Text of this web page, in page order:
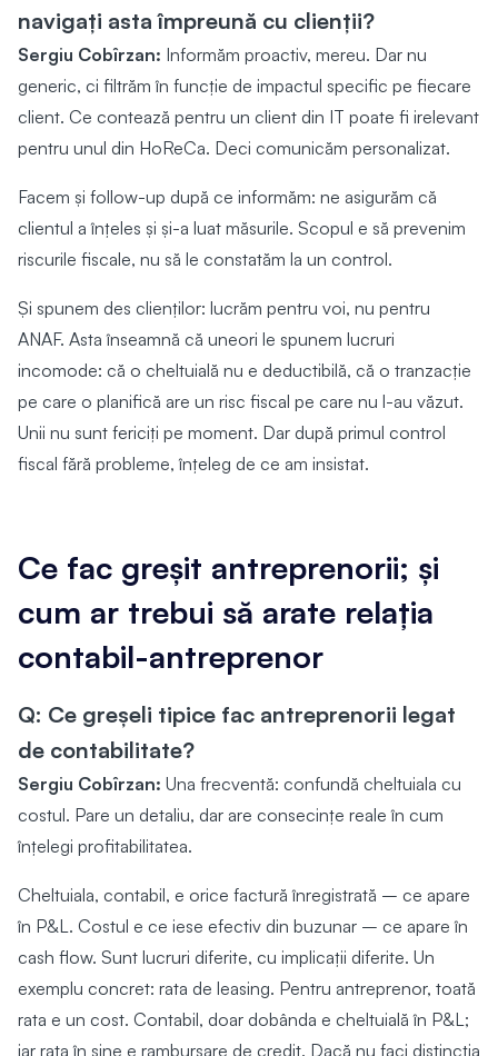
navigați asta împreună cu clienții?
Sergiu Cobîrzan: Informăm proactiv, mereu. Dar nu
generic, ci filtrăm în funcție de impactul specific pe fiecare
client. Ce contează pentru un client din IT poate fi irelevant
pentru unul din HoReCa. Deci comunicăm personalizat.
Facem și follow-up după ce informăm: ne asigurăm că
clientul a înțeles și și-a luat măsurile. Scopul e să prevenim
riscurile fiscale, nu să le constatăm la un control.
Și spunem des clienților: lucrăm pentru voi, nu pentru
ANAF. Asta înseamnă că uneori le spunem lucruri
incomode: că o cheltuială nu e deductibilă, că o tranzacție
pe care o planifică are un risc fiscal pe care nu l-au văzut.
Unii nu sunt fericiți pe moment. Dar după primul control
fiscal fără probleme, înțeleg de ce am insistat.
Ce fac greșit antreprenorii; și
cum ar trebui să arate relația
contabil-antreprenor
Q: Ce greșeli tipice fac antreprenorii legat
de contabilitate?
Sergiu Cobîrzan: Una frecventă: confundă cheltuiala cu
costul. Pare un detaliu, dar are consecințe reale în cum
înțelegi profitabilitatea.
Cheltuiala, contabil, e orice factură înregistrată – ce apare
în P&L. Costul e ce iese efectiv din buzunar – ce apare în
cash flow. Sunt lucruri diferite, cu implicații diferite. Un
exemplu concret: rata de leasing. Pentru antreprenor, toată
rata e un cost. Contabil, doar dobânda e cheltuială în P&L;
iar rata în sine e rambursare de credit. Dacă nu faci distincția